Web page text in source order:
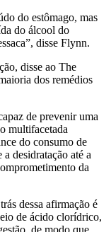
do estômago, mas
do álcool do
disse Flynn.
disse ao The
dos remédios
de prevenir uma
multifacetada
do consumo de
desidratação até a
da
dessa afirmação é
de ácido clorídrico,
de modo que